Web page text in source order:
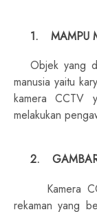
1.
MAMPU
Objek yang
manusia yaitu
kamera CCTV
melakukan
2.
Kamera
rekaman yang